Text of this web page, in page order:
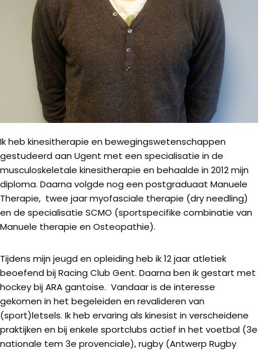
Ik heb kinesitherapie en bewegingswetenschappen
gestudeerd aan Ugent met een specialisatie in de
musculoskeletale kinesitherapie en behaalde in 2012 mijn
diploma. Daarna volgde nog een postgraduaat Manuele
Therapie, twee jaar myofasciale therapie (dry needling)
en de specialisatie SCMO (sportspecifike combinatie van
Manuele therapie en Osteopathie).
Tijdens mijn jeugd en opleiding heb ik 12 jaar atletiek
beoefend bij Racing Club Gent. Daarna ben ik gestart met
hockey bij ARA gantoise. Vandaar is de interesse
gekomen in het begeleiden en revalideren van
(sport)letsels. Ik heb ervaring als kinesist in verscheidene
praktijken en bij enkele sportclubs actief in het voetbal (3e
nationale tem 3e provenciale), rugby (Antwerp Rugby